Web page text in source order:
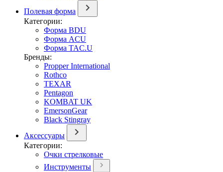
Полевая форма
Категории:
Форма BDU
Форма ACU
Форма TAC.U
Бренды:
Propper International
Rothco
TEXAR
Pentagon
KOMBAT UK
EmersonGear
Black Stingray
Аксессуары
Категории:
Очки стрелковые
Инструменты